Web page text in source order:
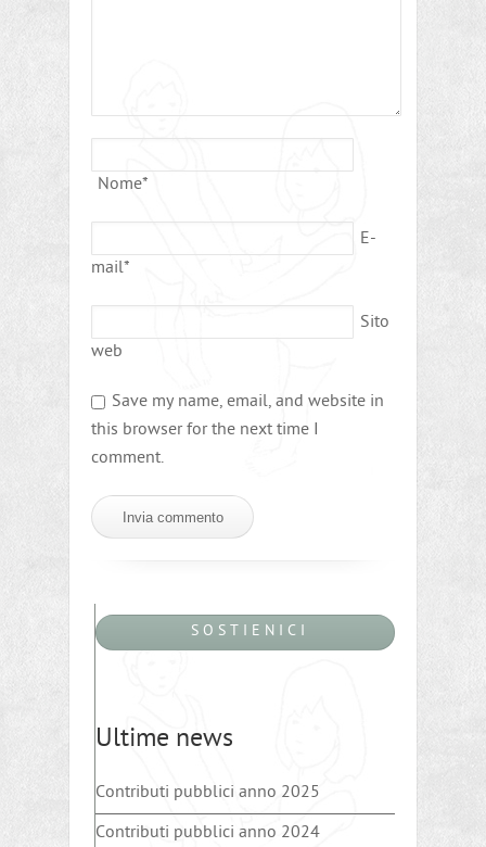
Nome*
E-
mail*
Sito
web
Save my name, email, and website in
this browser for the next time I
comment.
S O S T I E N I C I
Ultime news
Contributi pubblici anno 2025
Contributi pubblici anno 2024